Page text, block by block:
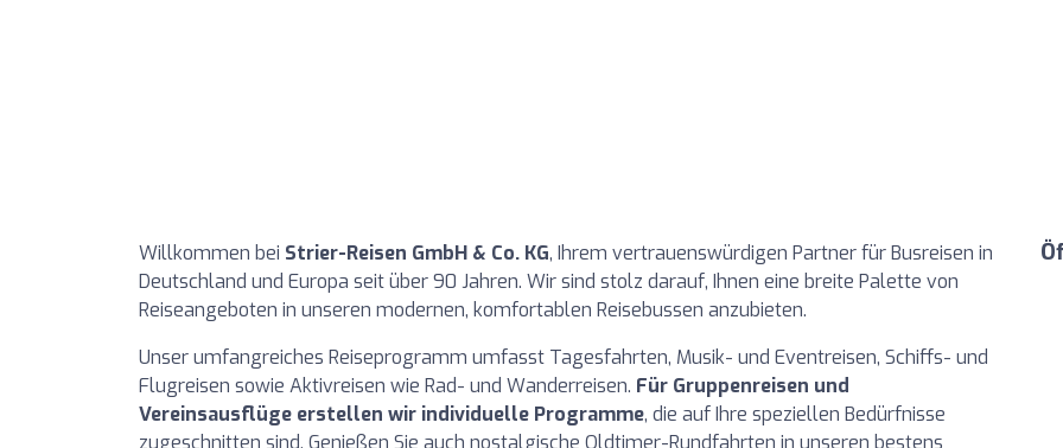
Willkommen bei Strier-Reisen GmbH & Co. KG, Ihrem vertrauenswürdigen Partner für Busreisen in
Deutschland und Europa seit über 90 Jahren. Wir sind stolz darauf, Ihnen eine breite Palette von
Reiseangeboten in unseren modernen, komfortablen Reisebussen anzubieten.
Unser umfangreiches Reiseprogramm umfasst Tagesfahrten, Musik- und Eventreisen, Schiffs- und
Flugreisen sowie Aktivreisen wie Rad- und Wanderreisen. Für Gruppenreisen und
Vereinsausflüge erstellen wir individuelle Programme, die auf Ihre speziellen Bedürfnisse
zugeschnitten sind. Genießen Sie auch nostalgische Oldtimer-Rundfahrten in unseren bestens